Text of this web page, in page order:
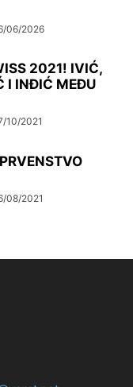
06/2026
2021! IVIĆ,
I INĐIĆ MEĐU
10/2021
08/2021